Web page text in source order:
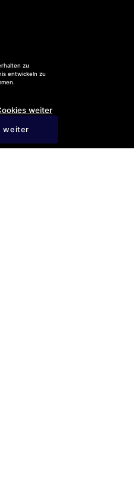
zu
entwickeln zu
weiter
weiter– 400 840